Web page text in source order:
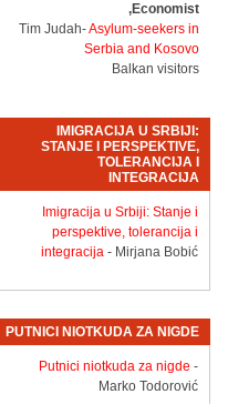
Economist,
Tim Judah-Asylum-seekers in
Serbia and Kosovo
Balkan visitors
IMIGRACIJA U SRBIJI:
STANJE I PERSPEKTIVE,
TOLERANCIJA I
INTEGRACIJA
Imigracija u Srbiji: Stanje i
perspektive, tolerancija i
integracija - Mirjana Bobić
PUTNICI NIOTKUDA ZA NIGDE
Putnici niotkuda za nigde -
Marko Todorović